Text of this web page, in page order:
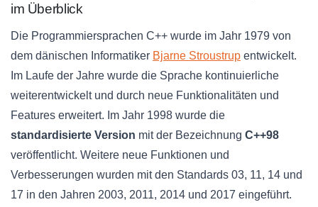
im Überblick
Die Programmiersprachen C++ wurde im Jahr 1979 von
dem dänischen Informatiker Bjarne Stroustrup entwickelt.
Im Laufe der Jahre wurde die Sprache kontinuierliche
weiterentwickelt und durch neue Funktionalitäten und
Features erweitert. Im Jahr 1998 wurde die
standardisierte Version mit der Bezeichnung C++98
veröffentlicht. Weitere neue Funktionen und
Verbesserungen wurden mit den Standards 03, 11, 14 und
17 in den Jahren 2003, 2011, 2014 und 2017 eingeführt.